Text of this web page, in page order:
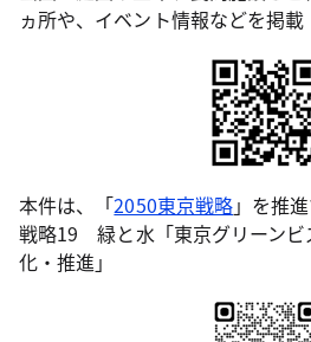
ヵ所や、イベント情報などを掲載
本件は、「2050東京戦略」を推
戦略19 緑と水「東京グリーンビ
化・推進」